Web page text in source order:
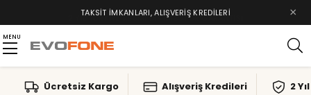
TAKSIT İMKANLARI, ALIŞVERIŞ KREDILERI ×
MENU
Ücretsiz Kargo Alışveriş Kredileri 2